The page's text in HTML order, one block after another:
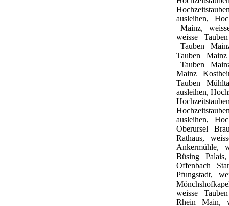
ausleihen,
Mainz,
weisse
Tauben
Tauben
Tauben
Mainz
Tauben
ausleihen,
ausleihen,
Oberursel
Rathaus,
Ankermühle,
Büsing
Offenbach
Pfungstadt,
weisse
Rhein
Main,